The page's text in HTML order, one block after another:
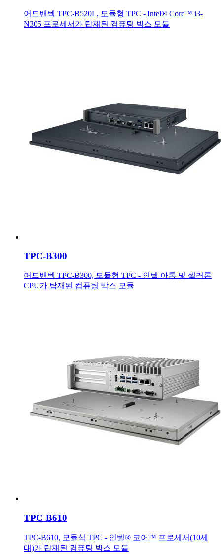
어드밴텍 TPC-B520L, 모듈형 TPC - Intel® Core™ i3-
N305 프로세서가 탑재된 컴퓨팅 박스 모듈
TPC-B300
어드밴텍 TPC-B300, 모듈형 TPC - 인텔 아톰 및 셀러론
CPU가 탑재된 컴퓨팅 박스 모듈
TPC-B610
TPC-B610, 모듈식 TPC - 인텔® 코어™ 프로세서(10세
대)가 탑재된 컴퓨팅 박스 모듈